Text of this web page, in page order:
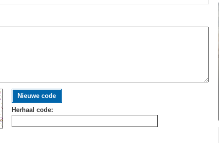
Nieuwe code
Herhaal code: